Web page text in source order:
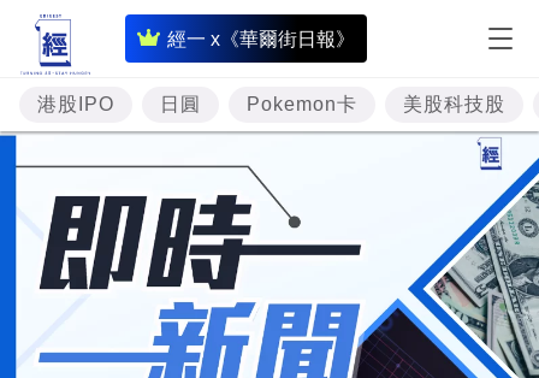
經一 x《華爾街日報》
即
時
財
經
專
題
投
資
樓
市
港股IPO 日圓 Pokemon卡 美股科技股